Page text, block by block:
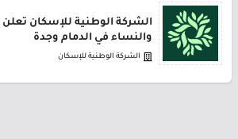
الشركة الوطنية للإسكان
والنساء في الدمام وجدة
الشركة الوطنية للإسكان